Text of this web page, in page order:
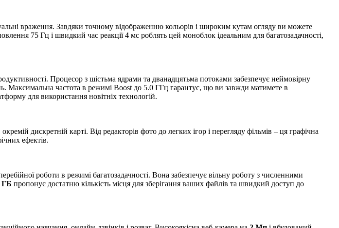
враження. Завдяки точному відображенню кольорів і широким кутам огляду ви можете
75 Гц і швидкий час реакції 4 мс роблять цей моноблок ідеальним для багатозадачності,
Процесор з шістьма ядрами та дванадцятьма потоками забезпечує неймовірну
Максимальна частота в режимі Boost до 5.0 ГГц гарантує, що ви завжди матимете в
для використання новітніх технологій.
дискретній карті. Від редакторів фото до легких ігор і перегляду фільмів – ця графічна
ефектів.
роботи в режимі багатозадачності. Вона забезпечує вільну роботу з численними
ГБ пропонує достатню кількість місця для зберігання ваших файлів та швидкий доступ до